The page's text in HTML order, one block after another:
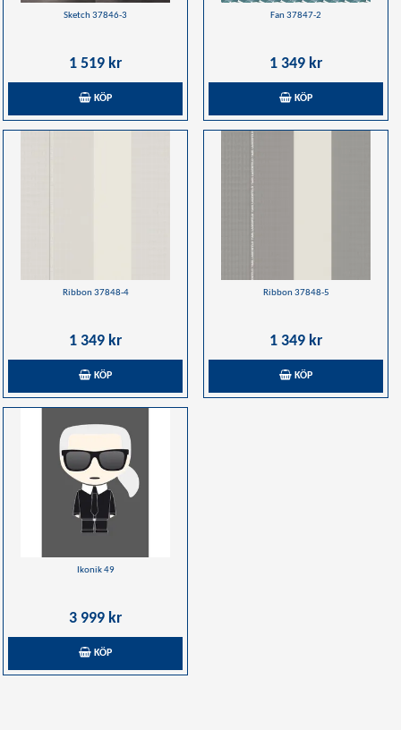
Sketch 37846-3
1 519 kr
KÖP
Fan 37847-2
1 349 kr
KÖP
Ribbon 37848-4
1 349 kr
KÖP
Ribbon 37848-5
1 349 kr
KÖP
Ikonik 49
3 999 kr
KÖP